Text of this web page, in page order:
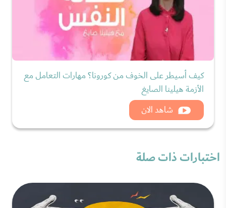
كيف أسيطر على الخوف من كورونا؟ مهارات التعامل مع
الأزمة هيلينا الصايغ
شاهد الان
اختبارات ذات صلة